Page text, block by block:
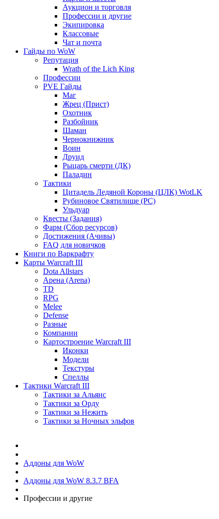
Аукцион и торговля
Профессии и другие
Экипировка
Классовые
Чат и почта
Гайды по WoW
Репутация
Wrath of the Lich King
Профессии
PVE Гайды
Маг
Жрец (Прист)
Охотник
Разбойник
Шаман
Чернокнижник
Воин
Друид
Рыцарь смерти (ДК)
Паладин
Тактики
Цитадель Ледяной Короны (ЦЛК) WotLK
Рубиновое Святилище (РС)
Ульдуар
Квесты (Задания)
Фарм (Сбор ресурсов)
Достижения (Ачивы)
FAQ для новичков
Книги по Варкрафту
Карты Warcraft III
Dota Allstars
Арена (Arena)
TD
RPG
Melee
Defense
Разные
Компании
Картостроение Warcraft III
Иконки
Модели
Текстуры
Спеллы
Тактики Warcraft III
Тактики за Альянс
Тактики за Орду
Тактики за Нежить
Тактики за Ночных эльфов
Аддоны для WoW
Аддоны для WoW 8.3.7 BFA
Профессии и другие